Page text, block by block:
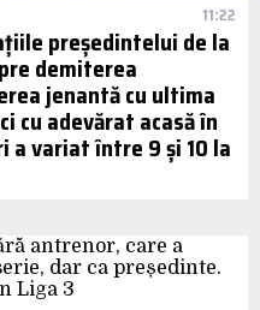
11:22
președintelui de la
demiterea
jenantă cu ultima
cu adevărat acasă în
a variat între 9 și 10 la